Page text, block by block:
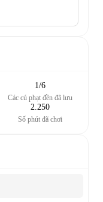
1/6
Các cú phạt đền đã lưu
2.250
Số phút đã chơi